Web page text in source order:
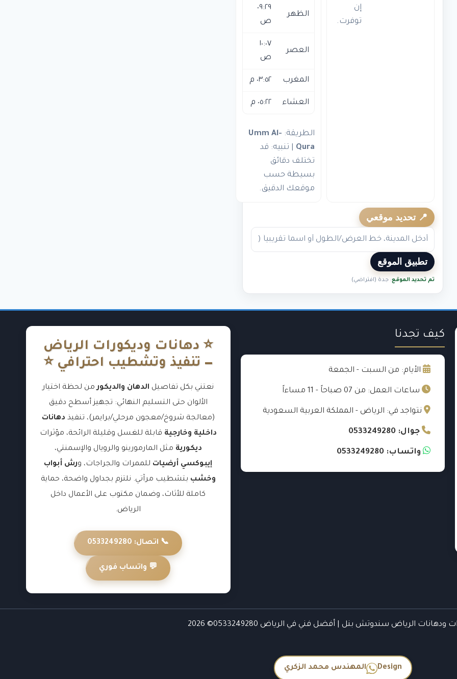
إن
توفرت.
الظهر
٠٩:٢٩
ص
العصر
١٠:٠٧
ص
المغرب ٠٣:٥٢ م
العشاء ٠٥:٢٢ م
الطريقة: Umm Al-
Qura | تنبيه: قد
تختلف دقائق
بسيطة حسب
موقعك الدقيق.
📍 تحديد موقعي
تطبيق الموقع
تم تحديد الموقع: جدة (افتراضي)
كيف تجدنا
الأيام: من السبت - الجمعة
ساعات العمل: من 07 صباحاً - 11 مساءاً
نتواجد في: الرياض - المملكة العربية السعودية
جوال: 0533249280
واتساب: 0533249280
⭐ دهانات وديكورات الرياض
— تنفيذ وتشطيب احترافي ⭐
نعتني بكل تفاصيل الدهان والديكورمن لحظة اختيار
الألوان حتى التسليم النهائي: تجهيز أسطح دقيق
(معالجة شروخ/معجون مرحلي/برايمر)، تنفيذ دهانات
داخلية وخارجية قابلة للغسل وقليلة الرائحة، مؤثرات
ديكورية مثل المارمورينو والرويال والإسمنتي،
إيبوكسي أرضيات للممرات والجراجات، ورش أبواب
وخشب بتشطيب مرآتي. نلتزم بجداول واضحة، حماية
كاملة للأثاث، وضمان مكتوب على الأعمال داخل
الرياض.
📞 اتصال: 0533249280
💬 واتساب فوري
الرياض سندوتش بنل | أفضل فني في الرياض 0533249280© 2026
Design المهندس محمد الزكري